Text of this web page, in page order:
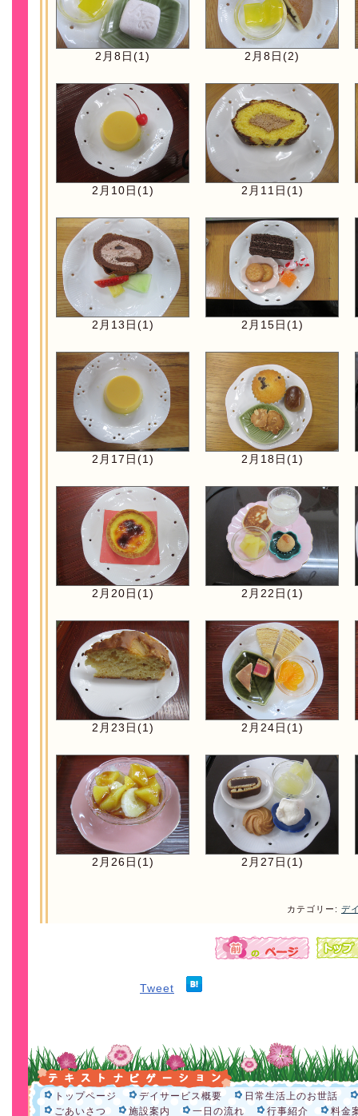
2月8日(1) 2月8日(2)
2月10日(1) 2月11日(1)
2月13日(1) 2月15日(1)
2月17日(1) 2月18日(1)
2月20日(1) 2月22日(1)
2月23日(1) 2月24日(1)
2月26日(1) 2月27日(1)
カテゴリー: デ
Tweet
トップページ デイサービス概要
日常生活上のお世話
ごあいさつ
施設案内 一日の流れ 行事紹介 料金